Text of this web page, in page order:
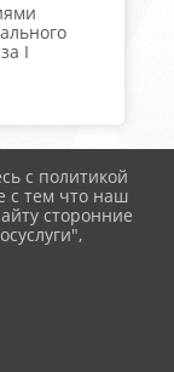
I
с политикой
с тем что наш
сторонние